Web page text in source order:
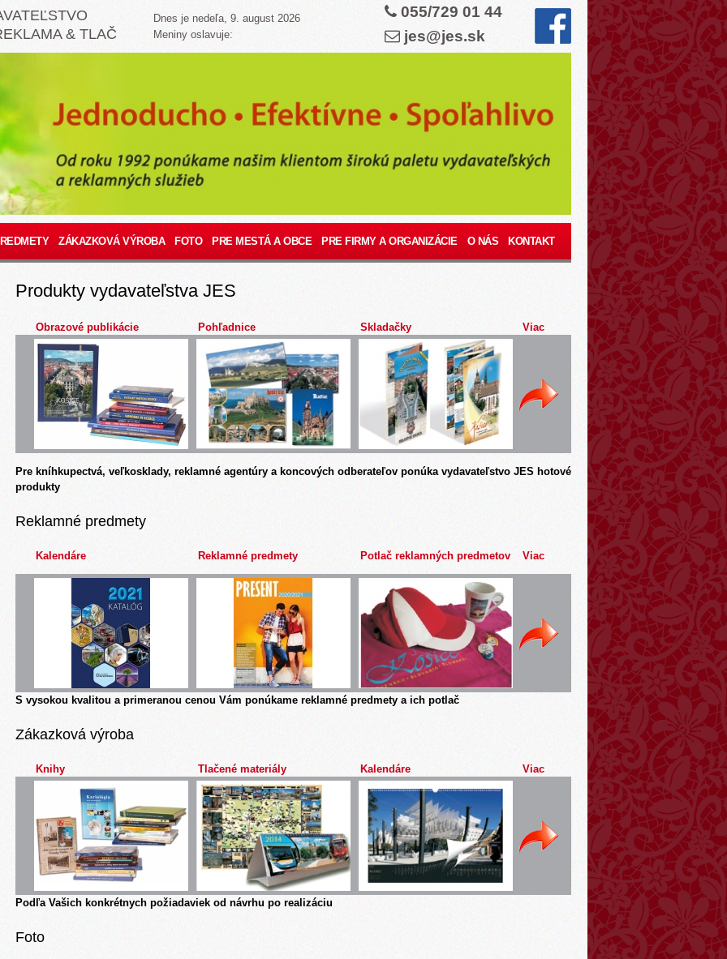
& TLAČ
Dnes je nedeľa, 9. august 2026
Meniny oslavuje:
055/729 01 44
jes@jes.sk
ZÁKAZKOVÁ VÝROBA FOTO PRE MESTÁ A OBCE PRE FIRMY A ORGANIZÁCIE O NÁS KONTAKT
Produkty vydavateľstva JES
Obrazové publikácie Pohľadnice Skladačky Viac
Pre kníhkupectvá, veľkosklady, reklamné agentúry a koncových odberateľov ponúka vydavateľstvo JES hotové
produkty
Reklamné predmety
Kalendáre Reklamné predmety Potlač reklamných predmetov Viac
S vysokou kvalitou a primeranou cenou Vám ponúkame reklamné predmety a ich potlač
Zákazková výroba
Knihy Tlačené materiály Kalendáre Viac
Podľa Vašich konkrétnych požiadaviek od návrhu po realizáciu
Foto